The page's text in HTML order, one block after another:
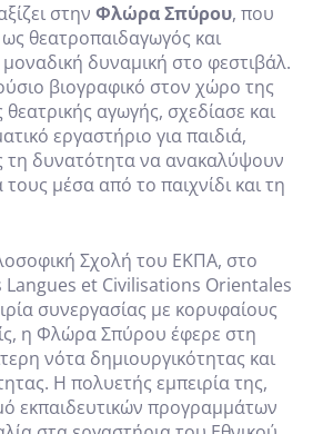
στην Φλώρα Σπύρου, που
θεατροπαιδαγωγός και
δυναμική στο φεστιβάλ.
βιογραφικό στον χώρο της
θεατρικής αγωγής, σχεδίασε και
εργαστήριο για παιδιά,
τη δυνατότητα να ανακαλύψουν
μέσα από το παιχνίδι και τη
Σχολή του ΕΚΠΑ, στο
et Civilisations Orientales
συνεργασίας με κορυφαίους
η Φλώρα Σπύρου έφερε στη
νότα δημιουργικότητας και
Η πολυετής εμπειρία της,
εκπαιδευτικών προγραμμάτων